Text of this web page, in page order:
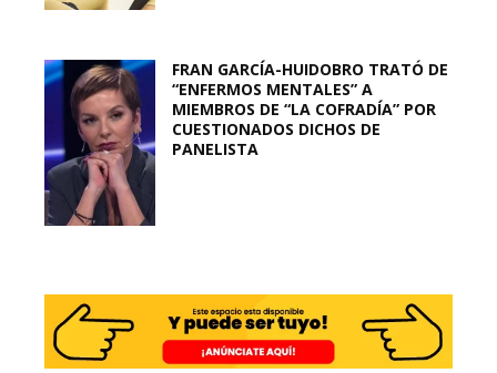
FRAN GARCÍA-HUIDOBRO TRATÓ DE
“ENFERMOS MENTALES” A
MIEMBROS DE “LA COFRADÍA” POR
CUESTIONADOS DICHOS DE
PANELISTA